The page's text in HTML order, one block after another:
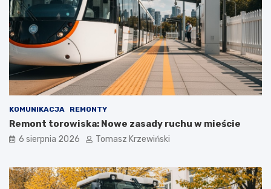
KOMUNIKACJA REMONTY
Remont torowiska: Nowe zasady ruchu w mieście
6 sierpnia 2026 Tomasz Krzewiński